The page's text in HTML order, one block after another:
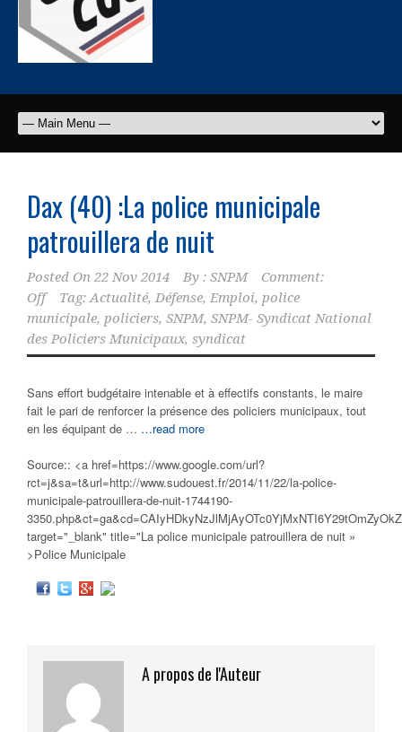
Dax (40) :La police municipale
patrouillera de nuit
Posted On 22 Nov 2014 By : SNPM
Comment:
Off
Tag:Actualité, Défense, Emploi, police
municipale, policiers, SNPM, SNPM- Syndicat National
des Policiers Municipaux, syndicat
Sans effort budgétaire intenable et à effectifs constants, le maire
fait le pari de renforcer la présence des policiers municipaux, tout
en les équipant de … …read more
Source:: <a href=https://www.google.com/url?
rct=j&sa=t&url=http://www.sudouest.fr/2014/11/22/la-police-
municipale-patrouillera-de-nuit-1744190-
target="_blank" title="La police municipale patrouillera de nuit »
>Police Municipale
A propos de l'Auteur